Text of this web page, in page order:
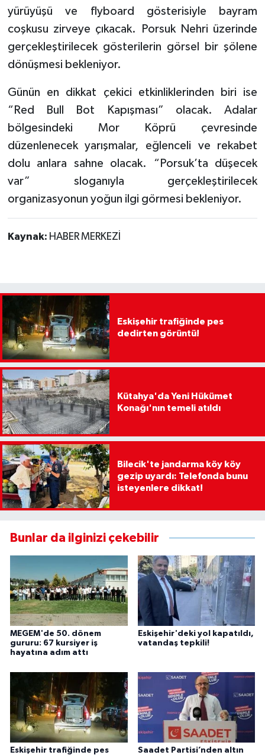
yürüyüşü ve flyboard gösterisiyle bayram
coşkusu zirveye çıkacak. Porsuk Nehri üzerinde
gerçekleştirilecek gösterilerin görsel bir şölene
dönüşmesi bekleniyor.
Günün en dikkat çekici etkinliklerinden biri ise
“Red Bull Bot Kapışması” olacak. Adalar
bölgesindeki Mor Köprü çevresinde
düzenlenecek yarışmalar, eğlenceli ve rekabet
dolu anlara sahne olacak. “Porsuk’ta düşecek
var” sloganıyla gerçekleştirilecek
organizasyonun yoğun ilgi görmesi bekleniyor.
Kaynak: HABER MERKEZİ
Eskişehir trafiğinde pes
dedirten görüntü!
Kütahya'da Yeni Hükümet
Konağı'nın temeli atıldı
Bilecik'te jandarma köy köy
gezip uyardı: Telefonda bunu
isteyenlere dikkat!
Bunlar da ilginizi çekebilir
MEGEM'de 50. dönem
gururu: 67 kursiyer iş
hayatına adım attı
Eskişehir'deki yol kapatıldı,
vatandaş tepkili!
Eskişehir trafiğinde pes Saadet Partisi’nden altın